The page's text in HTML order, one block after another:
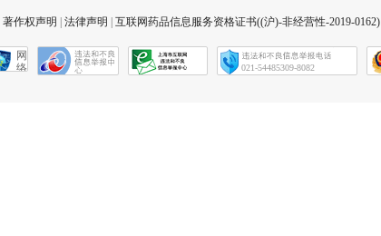
著作权声明 法律声明 互联网药品信息服务资格证书((沪)-非经营性-2019-0162)
网
络
021-54485309-8082